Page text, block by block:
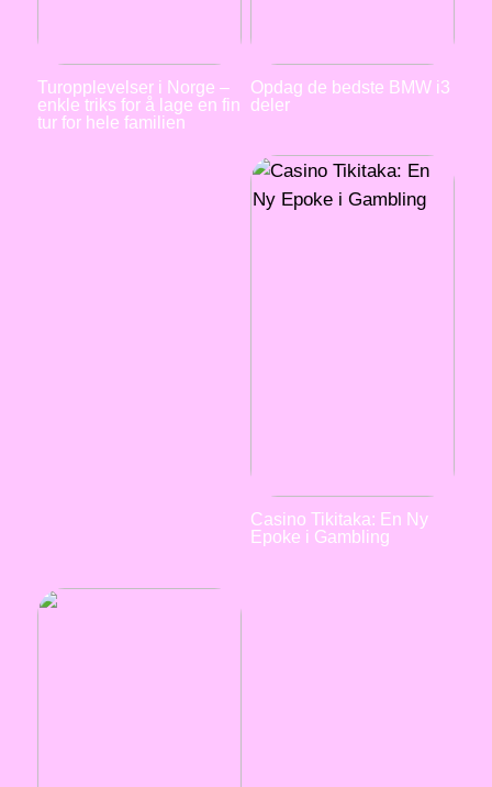
Turopplevelser i Norge –
enkle triks for å lage en fin
tur for hele familien
Opdag de bedste BMW i3
deler
Casino Tikitaka: En Ny
Epoke i Gambling